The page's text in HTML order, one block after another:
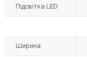
Підсвітка LED
Ширина